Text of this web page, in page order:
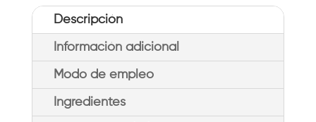
Descripción
Información adicional
Modo de empleo
Ingredientes